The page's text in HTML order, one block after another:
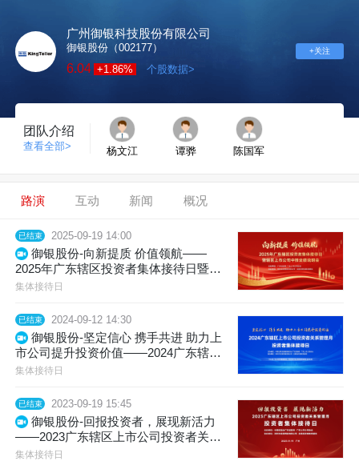
广州御银科技股份有限公司
御银股份（002177）
6.04 +1.86% 个股数据>
+关注
团队介绍
查看全部> 杨文江 谭骅 陈国军
路演 互动 新闻 概况
已结束 2025-09-19 14:00
御银股份-向新提质 价值领航——
2025年广东辖区投资者集体接待日暨辖
区上市公司中报业绩说明会
集体接待日
已结束 2024-09-12 14:30
御银股份-坚定信心 携手共进 助力上
市公司提升投资价值——2024广东辖区
上市公司投资者关系管理月活动投资者
集体接待日
已结束 2023-09-19 15:45
御银股份-回报投资者，展现新活力
——2023广东辖区上市公司投资者关系
管理月活动投资者集体接待日
集体接待日